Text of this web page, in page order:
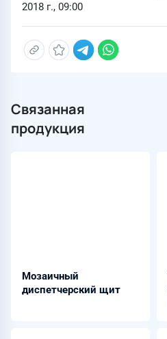
2018 г., 09:00
Связанная
продукция
Мозаичный
диспетчерский щит